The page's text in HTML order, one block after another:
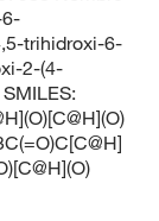
trihidroxi-6-
2-(4-